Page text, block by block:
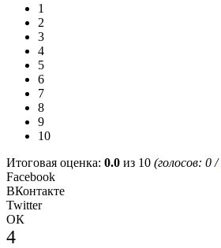
1
2
3
4
5
6
7
8
9
10
Итоговая оценка: 0.0 из 10 (голосов: 0 /
Facebook
ВКонтакте
Twitter
ОК
4